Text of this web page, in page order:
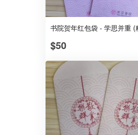
书院贺年红包袋 - 学思并重 (
$50